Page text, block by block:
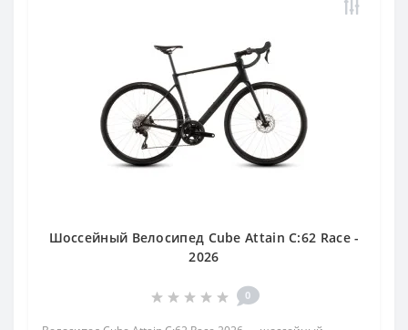
Шоссейный Велосипед Cube Attain C:62 Race -
2026
0